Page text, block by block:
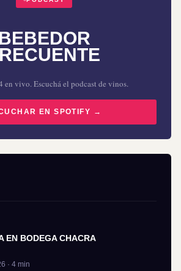
BEBEDOR
en vivo. Escuchá el podcast de vinos.
EN SPOTIFY →
EN BODEGA CHACRA
· 4 min